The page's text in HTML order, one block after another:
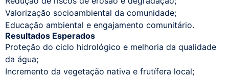
Valorização socioambiental da comunidade;
Educação ambiental e engajamento comunitário.
Resultados Esperados
Proteção do ciclo hidrológico e melhoria da qualidade
da água;
Incremento da vegetação nativa e frutífera local;